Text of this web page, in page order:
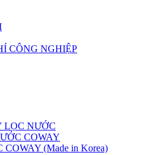
CÔNG NGHIỆP
NƯỚC
COWAY
(Made in Korea)